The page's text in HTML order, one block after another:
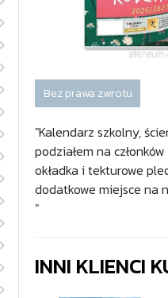
Bez prawa zwrotu
"Kalendarz szkolny,
podziałem na
okładka i tekturowe
dodatkowe miejsce na
"
INNI KLIENCI